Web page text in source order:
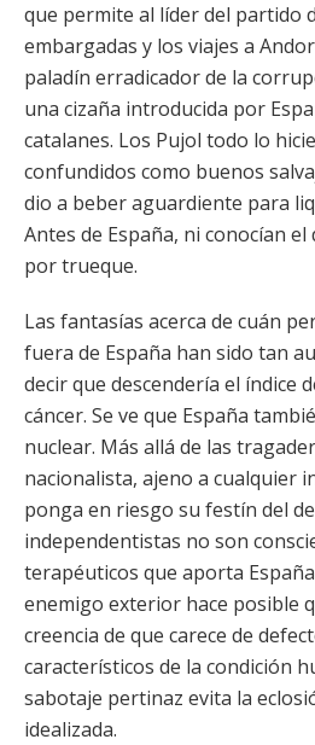
que permite al líder del partido
embargadas y los viajes a
paladín erradicador de la
una cizaña introducida por
catalanes. Los Pujol todo lo
confundidos como buenos
dio a beber aguardiente para
Antes de España, ni conocían
por trueque.
Las fantasías acerca de cuán
fuera de España han sido tan
decir que descendería el índice
cáncer. Se ve que España
nuclear. Más allá de las
nacionalista, ajeno a cualquier
ponga en riesgo su festín del
independentistas no son
terapéuticos que aporta
enemigo exterior hace posible
creencia de que carece de
característicos de la condición
sabotaje pertinaz evita la
idealizada.